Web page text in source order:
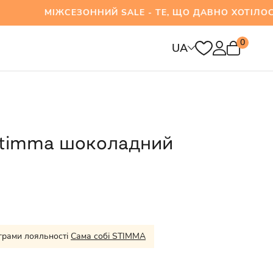
SALE - ТЕ, ЩО ДАВНО
UA 0
шоколадний
лояльності Сама собі STIMMA